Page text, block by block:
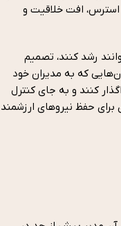
استرس، افت خلاقیت و
رشد کنند، تصمیم
که به مدیران خود
کنند و به جای کنترل
برای حفظ نیروهای ارزشمند